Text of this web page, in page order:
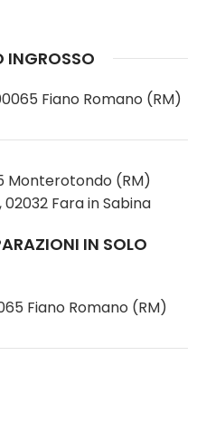
Fiano Romano (RM)
Monterotondo (RM)
02032 Fara in Sabina
IN SOLO
Fiano Romano (RM)